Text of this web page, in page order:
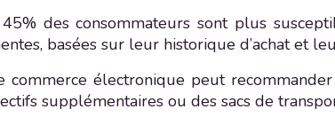
des consommateurs sont plus
basées sur leur historique d’achat et
commerce électronique peut
supplémentaires ou des sacs de